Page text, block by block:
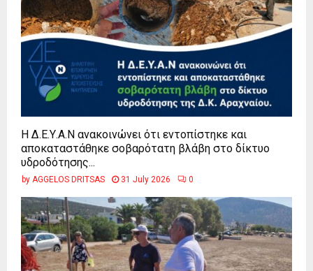
Η Δ.Ε.Υ.Α.Ν ανακοινώνει ότι εντοπίστηκε και
αποκαταστάθηκε σοβαρότατη βλάβη στο δίκτυο
υδροδότησης...
by AGGELOS DRITSAS 31 July 2026 0